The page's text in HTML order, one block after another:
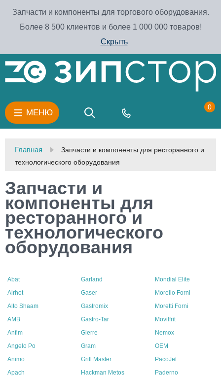
Запчасти и компоненты для торгового оборудования.
Более 8 500 клиентов и более 1 000 000 товаров!
Скрыть
МЕНЮ
0
Главная
Запчасти и компоненты для ресторанного и
технологического оборудования
Запчасти и
компоненты для
ресторанного и
технологического
оборудования
Abat
Airhot
Alto Shaam
AMB
Anfim
Angelo Po
Animo
Apach
Garland
Gaser
Gastromix
Gastro-Tar
Gierre
Gram
Grill Master
Hackman Metos
Mondial Elite
Morello Forni
Moretti Forni
Movilfrit
Nemox
OEM
PacoJet
Paderno